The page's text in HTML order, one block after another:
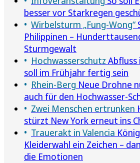
besser vor Starkregen
Wirbelsturm „Fung-Wong“
Philippinen –
Sturmgewalt
Hochwasserschutz Abfluss
soll im Frühjahr fertig sein
Rhein-Berg Neue Drohne
auch für den Hochwasser-
Zwei Menschen ertrunken
stürzt New York erneut ins
Trauerakt in Valencia
Kleiderwahl ein Zeichen –
die Emotionen